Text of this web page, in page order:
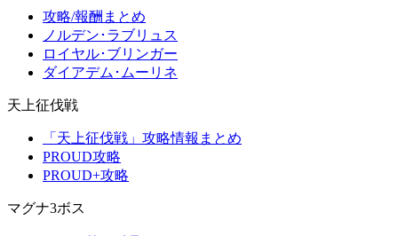
攻略/報酬まとめ
ノルデン･ラブリュス
ロイヤル･ブリンガー
ダイアデム･ムーリネ
天上征伐戦
「天上征伐戦」攻略情報まとめ
PROUD攻略
PROUD+攻略
マグナ3ボス